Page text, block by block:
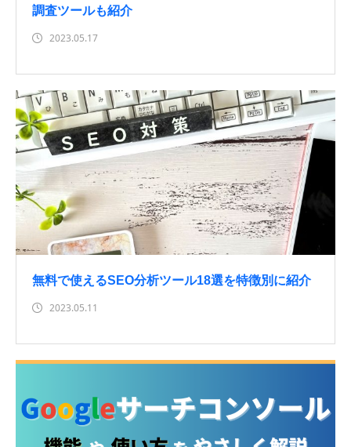
調査ツールも紹介
2023.05.17
無料で使えるSEO分析ツール18選を特徴別に紹介
2023.05.11